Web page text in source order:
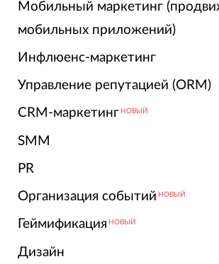
Мобильный маркетинг
мобильных приложений)
Инфлюенс-маркетинг
Управление репутацией (ORM)
CRM-маркетинг НОВЫЙ
SMM
PR
Организация событий НОВЫЙ
Геймификация НОВЫЙ
Дизайн